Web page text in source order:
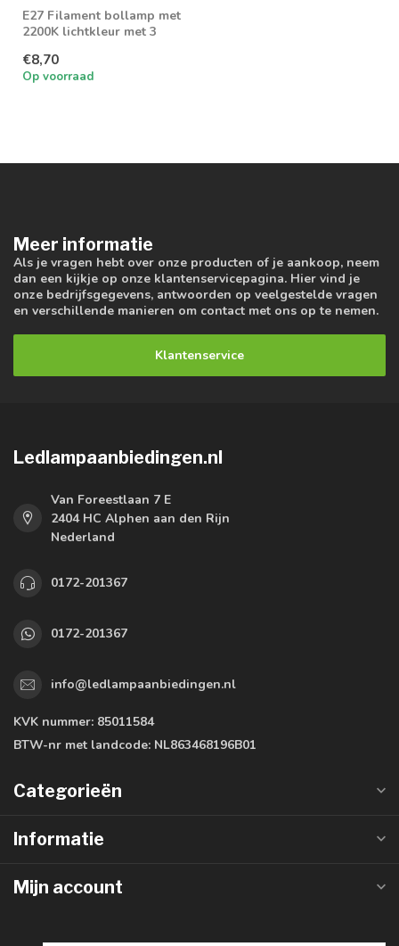
E27 Filament bollamp met
2200K lichtkleur met 3
€8,70
Op voorraad
Meer informatie
Als je vragen hebt over onze producten of je aankoop, neem
dan een kijkje op onze klantenservicepagina. Hier vind je
onze bedrijfsgegevens, antwoorden op veelgestelde vragen
en verschillende manieren om contact met ons op te nemen.
Klantenservice
Ledlampaanbiedingen.nl
Van Foreestlaan 7 E
2404 HC Alphen aan den Rijn
Nederland
0172-201367
0172-201367
info@ledlampaanbiedingen.nl
KVK nummer: 85011584
BTW-nr met landcode: NL863468196B01
Categorieën
Informatie
Mijn account